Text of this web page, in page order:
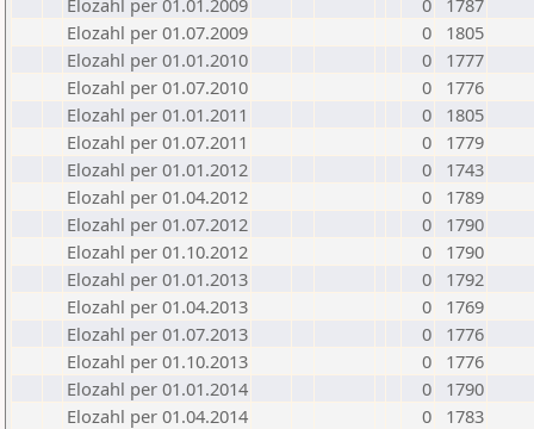
Elozahl per 01.01.2009
0
1787
Elozahl per 01.07.2009
0
1805
Elozahl per 01.01.2010
0
1777
Elozahl per 01.07.2010
0
1776
Elozahl per 01.01.2011
0
1805
Elozahl per 01.07.2011
0
1779
Elozahl per 01.01.2012
0
1743
Elozahl per 01.04.2012
0
1789
Elozahl per 01.07.2012
0
1790
Elozahl per 01.10.2012
0
1790
Elozahl per 01.01.2013
0
1792
Elozahl per 01.04.2013
0
1769
Elozahl per 01.07.2013
0
1776
Elozahl per 01.10.2013
0
1776
Elozahl per 01.01.2014
0
1790
Elozahl per 01.04.2014
0
1783